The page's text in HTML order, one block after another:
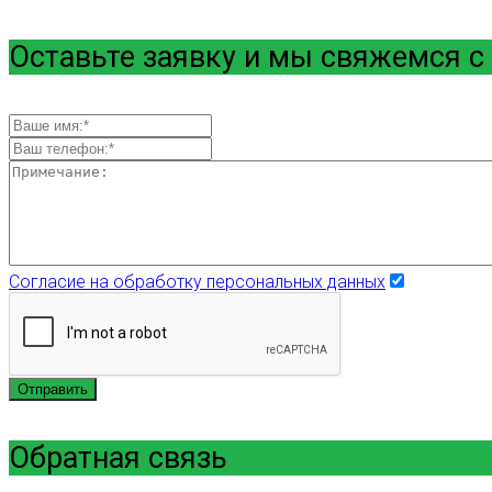
Оставьте заявку и мы свяжемся
Согласие на обработку персональных данных
Отправить
Обратная связь